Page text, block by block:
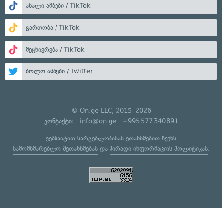
ახალი ამბები / TikTok
გართობა / TikTok
მეცნიერება / TikTok
ბოლო ამბები / Twitter
© On.ge LLC, 2015–2026
კონტაქტი: info@on.ge +995 577 340 891
ვებსაიტით სარგებლობისას ეთანხმებით ჩვენს
სამომხმარებლო შეთანხმებასდა პირადი ინფორმაციის პოლიტიკას.